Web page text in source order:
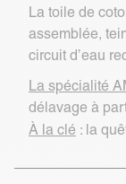
La toile de
assemblée,
circuit d’eau
La spécialité
délavage à
À la clé : la